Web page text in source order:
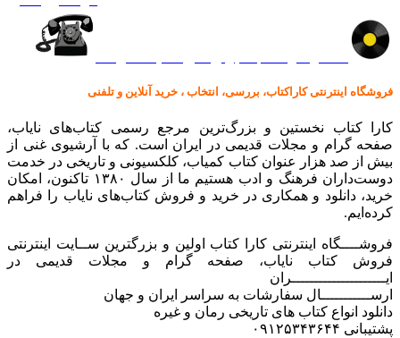
فروشگاه اینترنتی کاراکتاب، بررسی، انتخاب ، خرید آنلاین و تلفنی
کارا کتاب نخستین و بزرگ‌ترین مرجع رسمی کتاب‌های نایاب،
صفحه گرام و مجلات قدیمی در ایران است. که با آرشیوی غنی از
بیش از صد هزار عنوان کتاب کمیاب، کلکسیونی و تاریخی در خدمت
دوست‌داران فرهنگ و ادب هستیم ما از سال ۱۳۸۰ تاکنون، امکان
خرید، دانلود و همکاری در خرید و فروش کتاب‌های نایاب را فراهم
کرده‌ایم.
فروشــــگاه اینترنتی کارا کتاب اولین و بزرگترین ســایت اینترنتی
فروش کتاب نایاب، صفحه گرام و مجلات قدیمی در
ایـــــــــــــــــــــران
ارســـــــــــال سفارشات به سراسر ایران و جهان
دانلود انواع کتاب های تاریخی رمان و غیره
پشتیبانی ۰۹۱۲۵۳۴۳۶۴۴